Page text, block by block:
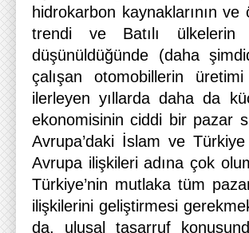
hidrokarbon kaynaklarının ve
trendi ve Batılı
düşünüldüğünde (daha
çalışan otomobillerin üretimi
ilerleyen yıllarda daha da
ekonomisinin ciddi bir pazar
Avrupa’daki İslam ve
Avrupa ilişkileri adına çok
Türkiye’nin mutlaka tüm
ilişkilerini geliştirmesi
da, ulusal tasarruf